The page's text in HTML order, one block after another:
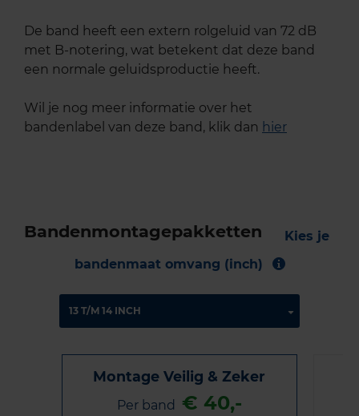
De band heeft een extern rolgeluid van 72 dB
met B-notering, wat betekent dat deze band
een normale geluidsproductie heeft.
Wil je nog meer informatie over het
bandenlabel van deze band, klik dan hier
Bandenmontagepakketten
Kies je
bandenmaat omvang (inch)
Montage Veilig & Zeker
Per band € 40,-